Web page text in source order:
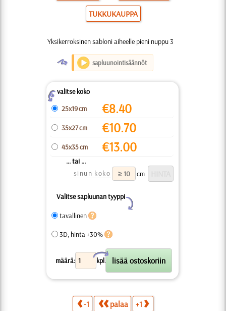
TUKKUKAUPPA
Yksikerroksinen sabloni aiheelle pieni nuppu 3
O sapluunointisäännöt
Zvalitse koko
25x19 cm
€8.40
35x27 cm €10.70
45x35 cm €13.00
... tai ...
sinun koko
cm
Valitse sapluunan tyyppi
Y
tavallinen
3D, hinta +30%
määrä: kpl.
X
-1 palaa +1